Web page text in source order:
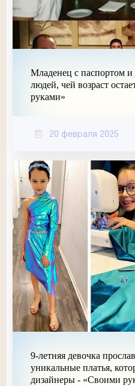
Младенец с паспортом
людей, чей возраст
руками»
20 февраля 2025
9-летняя девочка
уникальные платья,
дизайнеры - «Своими